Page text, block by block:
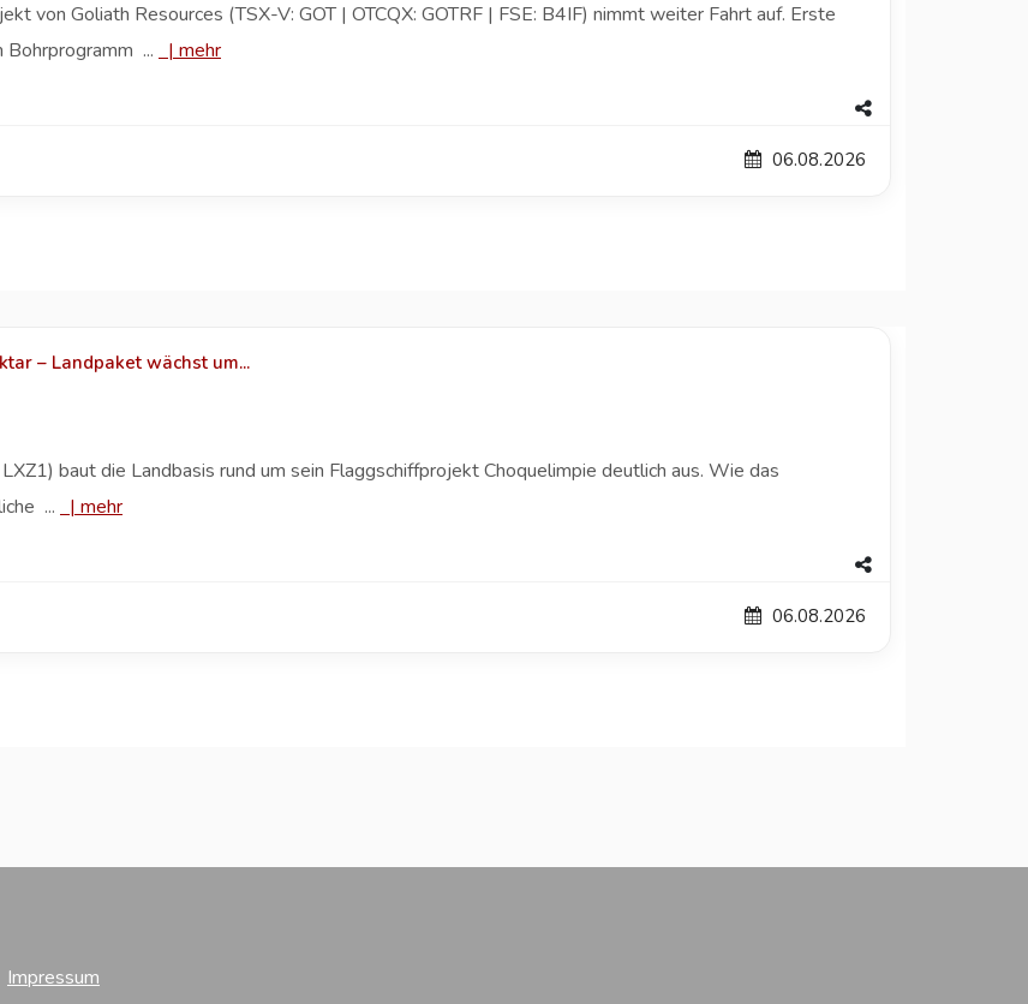
von Goliath Resources (TSX-V: GOT | OTCQX: GOTRF | FSE: B4IF) nimmt weiter Fahrt auf. Erste
... |mehr
06.08.2026
– Landpaket wächst um...
baut die Landbasis rund um sein Flaggschiffprojekt Choquelimpie deutlich aus. Wie das
... |mehr
06.08.2026
Impressum